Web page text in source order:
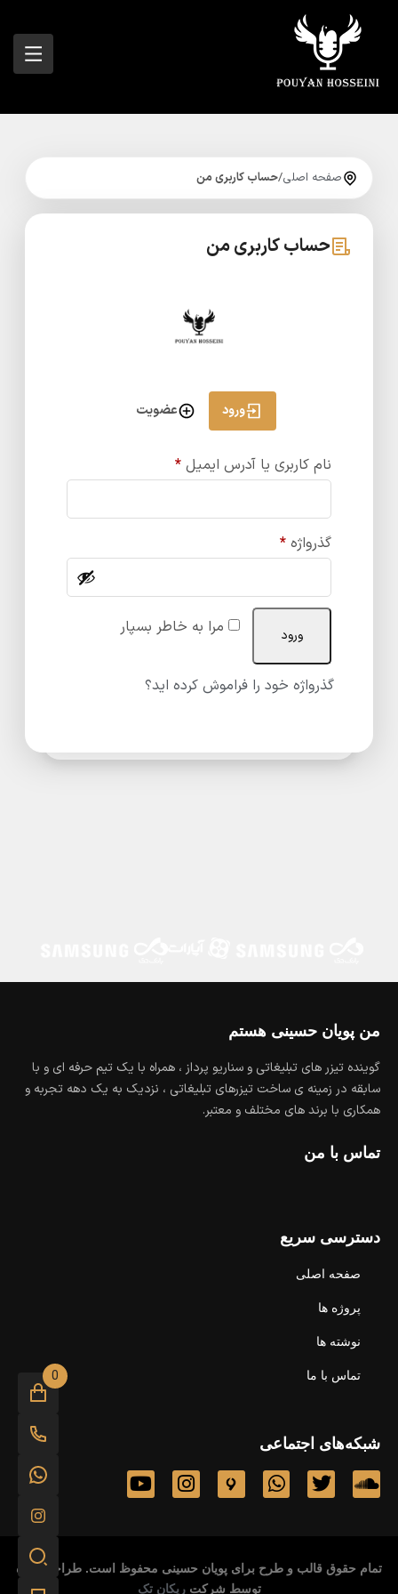
صفحه اصلی/حساب کاربری من
حساب کاربری من
ورود عضویت
نام کاربری یا آدرس ایمیل *
گذرواژه *
مرا به خاطر بسپار ورود
گذرواژه خود را فراموش کرده اید؟
من پویان حسینی هستم
گوینده تیزر های تبلیغاتی و سناریو پرداز ، همراه با یک تیم حرفه ای و با
سابقه در زمینه ی ساخت تیزرهای تبلیغاتی ، نزدیک به یک دهه تجربه و
همکاری با برند های مختلف و معتبر.
تماس با من
دسترسی سریع
صفحه اصلی
پروژه ها
نوشته ها
تماس با ما
شبکه‌های اجتماعی
تمام حقوق قالب و طرح برای پویان حسینی محفوظ است. طراحی شده
توسط شرکتریکان تک
0